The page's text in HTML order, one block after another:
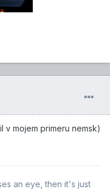
v mojem primeru nemsk)
an eye, then it's just